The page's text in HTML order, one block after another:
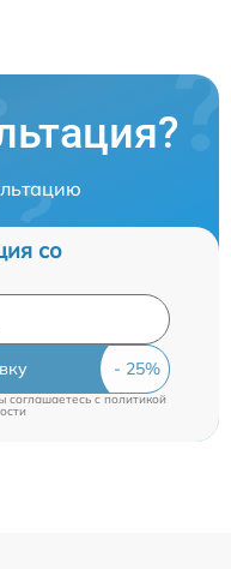
со
соглашаетесь cполитикой